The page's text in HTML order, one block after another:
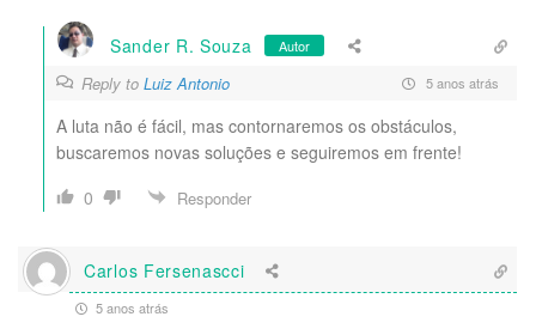
Sander R. Souza Autor
Reply to Luiz Antonio 5 anos atrás
A luta não é fácil, mas contornaremos os obstáculos,
buscaremos novas soluções e seguiremos em frente!
0
Responder
Carlos Fersenascci
5 anos atrás